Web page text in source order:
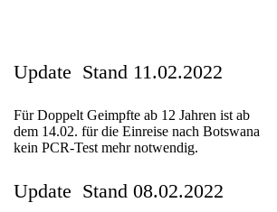
Update Stand 11.02.2022
Für Doppelt Geimpfte ab 12 Jahren ist ab
dem 14.02. für die Einreise nach Botswana
kein PCR-Test mehr notwendig.
Update Stand 08.02.2022